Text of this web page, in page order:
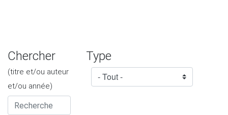
Chercher
(titre et/ou auteur
et/ou année)
Type